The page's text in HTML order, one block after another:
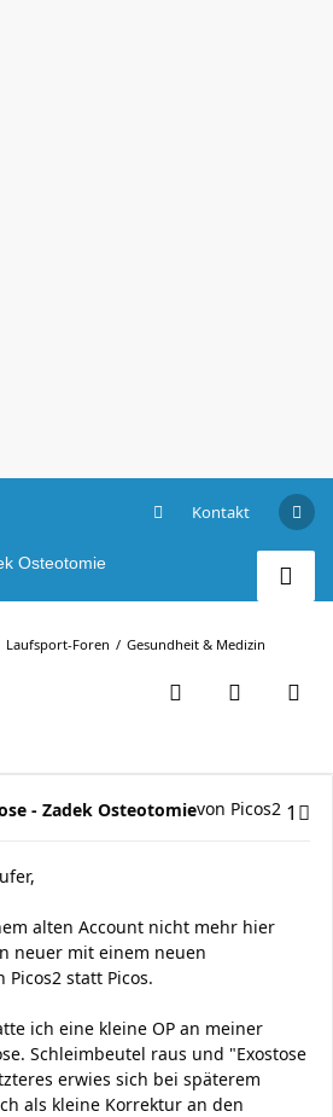
Kontakt
Osteotomie
Laufsport-Foren Gesundheit & Medizin
- Zadek Osteotomie 1
von Picos2
alten Account nicht mehr hier
neuer mit einem neuen
Picos2 statt Picos.
ich eine kleine OP an meiner
Schleimbeutel raus und "Exostose
erwies sich bei späterem
als kleine Korrektur an den